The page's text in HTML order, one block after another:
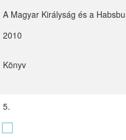
A Magyar Királyság és a
2010
Könyv
5.